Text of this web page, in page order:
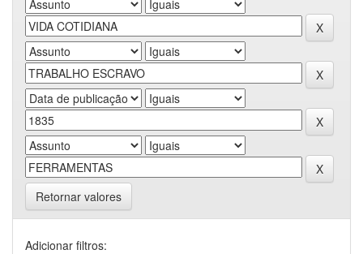
Retornar valores
Adicionar filtros: